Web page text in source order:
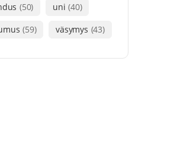
(50) uni (40)
(59) väsymys (43)